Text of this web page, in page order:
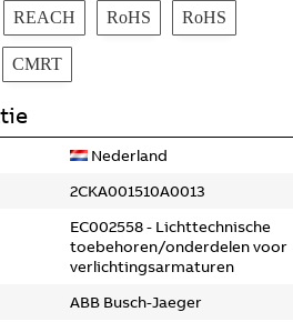
REACH RoHS RoHS
CMRT
Nederland
2CKA001510A0013
EC002558 - Lichttechnische
toebehoren/onderdelen voor
verlichtingsarmaturen
ABB Busch-Jaeger